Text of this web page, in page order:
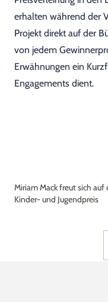
erhalten während der
Projekt direkt auf der
von jedem
Erwähnungen ein
Engagements dient.
Miriam Mack freut sich
Kinder- und Jugendpreis